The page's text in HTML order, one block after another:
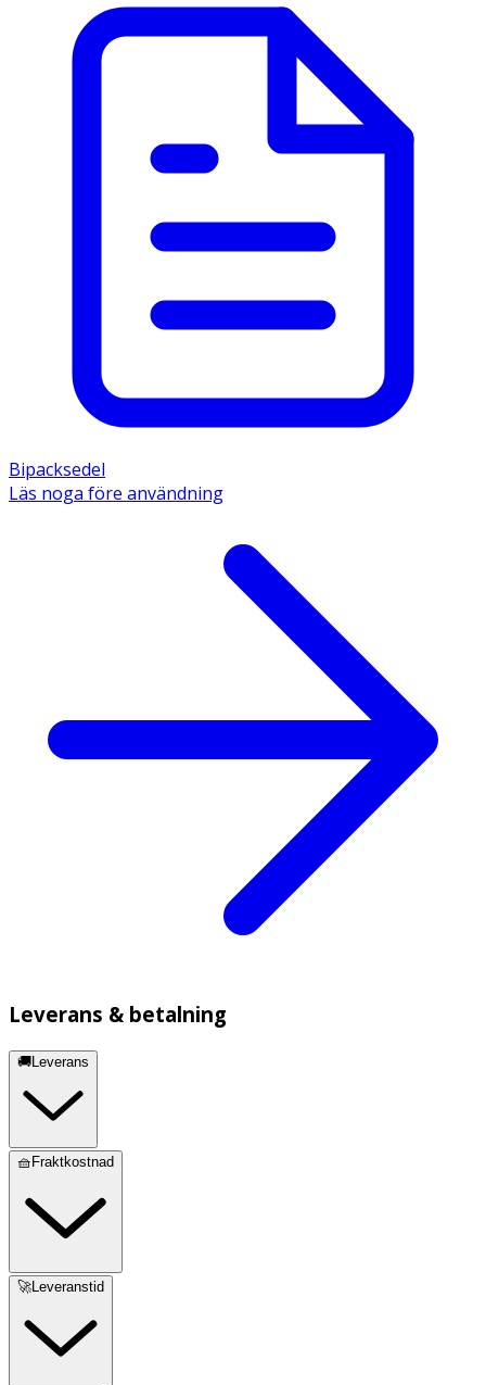
Bipacksedel
Läs noga före användning
Leverans & betalning
🚚Leverans
🧺Fraktkostnad
🚀Leveranstid